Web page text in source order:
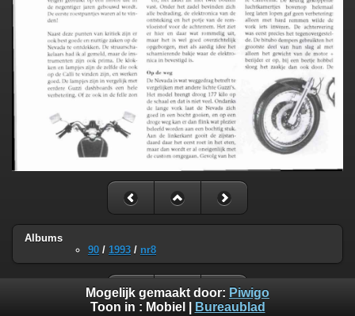
Albums
90 / 1993 / nr8
Mogelijk gemaakt door: Piwigo
Toon in : Mobiel Bureaublad